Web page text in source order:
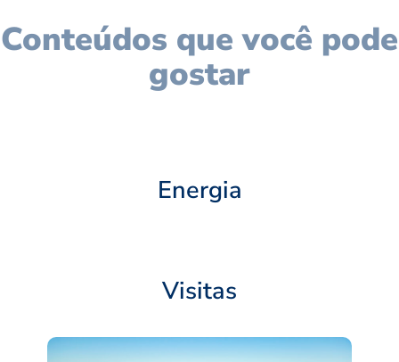
Conteúdos que você pode
gostar
Energia
Visitas